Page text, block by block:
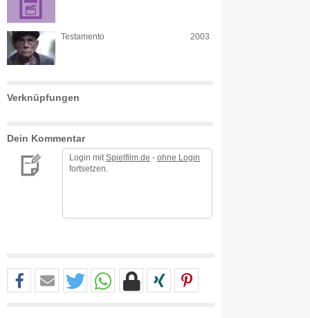
Testamento 2003
Verknüpfungen
Dein Kommentar
Login mit Spielfilm.de - ohne Login
fortsetzen.